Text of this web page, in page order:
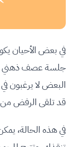
في بعض الأحيان
جلسة عصف ذهني
البعض لا يرغبون في
قد تلقى الرفض من
في هذه الحالة،